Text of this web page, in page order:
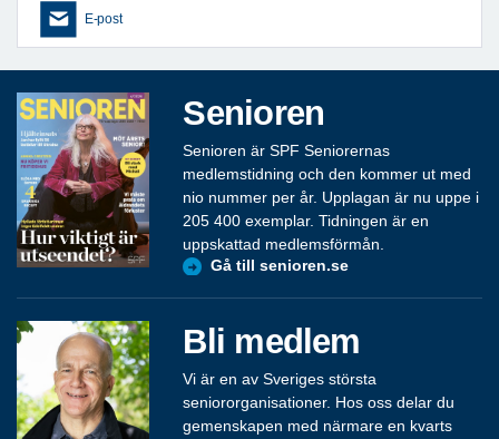
E-post
Senioren
Senioren är SPF Seniorernas
medlemstidning och den kommer ut med
nio nummer per år. Upplagan är nu uppe i
205 400 exemplar. Tidningen är en
uppskattad medlemsförmån.
Gå till senioren.se
Bli medlem
Vi är en av Sveriges största
seniororganisationer. Hos oss delar du
gemenskapen med närmare en kvarts